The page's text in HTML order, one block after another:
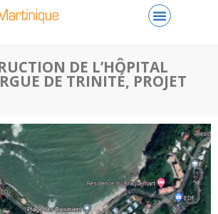
DE L’HÔPITAL
DE TRINITÉ, PROJET